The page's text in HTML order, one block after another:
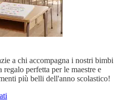
a chi accompagna i nostri bimbi
perfetta per le maestre e
più belli dell'anno scolastico!